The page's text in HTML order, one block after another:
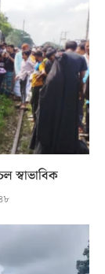
স্বাভাবিক